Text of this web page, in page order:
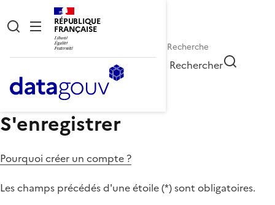
RÉPUBLIQUE
FRANÇAISE
Rechercher
S'enregistrer
Pourquoi créer un compte ?
Les champs précédés d'une étoile (*) sont obligatoires.